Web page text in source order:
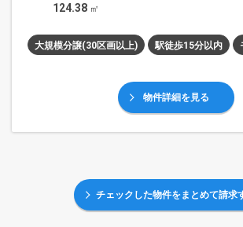
124.38 ㎡
大規模分譲(30区画以上) 駅徒歩15分以内
物件詳細を見る
チェックした物件をまとめて請求